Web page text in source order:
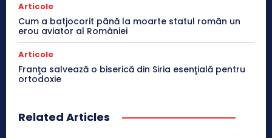
Articole
Cum a batjocorit până la moarte statul român un
erou aviator al României
Articole
Franţa salvează o biserică din Siria esenţială pentru
ortodoxie
Related Articles